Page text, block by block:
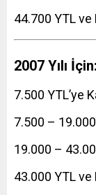
44.700 YTL ve
2007 Yılı İçin:
7.500 YTL’ye
7.500 –
19.000 –
43.000 YTL ve